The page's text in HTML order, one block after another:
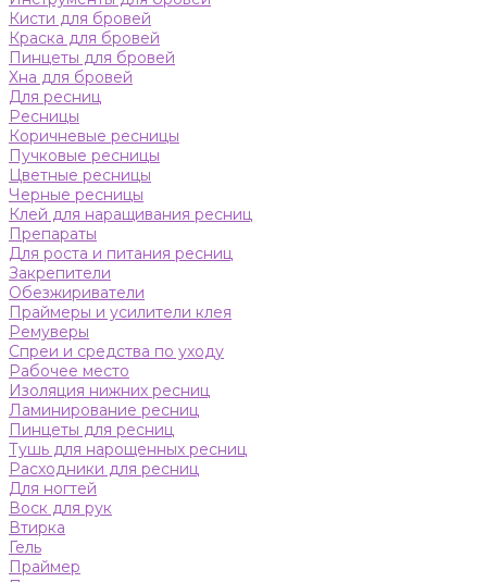
Кисти для бровей
Краска для бровей
Пинцеты для бровей
Хна для бровей
Для ресниц
Ресницы
Коричневые ресницы
Пучковые ресницы
Цветные ресницы
Черные ресницы
Клей для наращивания ресниц
Препараты
Для роста и питания ресниц
Закрепители
Обезжириватели
Праймеры и усилители клея
Ремуверы
Спреи и средства по уходу
Рабочее место
Изоляция нижних ресниц
Ламинирование ресниц
Пинцеты для ресниц
Тушь для нарощенных ресниц
Расходники для ресниц
Для ногтей
Воск для рук
Втирка
Гель
Праймер